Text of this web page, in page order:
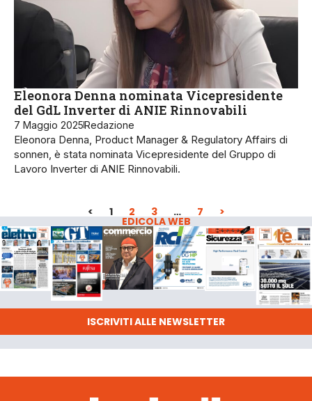
Eleonora Denna nominata Vicepresidente
del GdL Inverter di ANIE Rinnovabili
7 Maggio 2025Redazione
Eleonora Denna, Product Manager & Regulatory Affairs di
sonnen, è stata nominata Vicepresidente del Gruppo di
Lavoro Inverter di ANIE Rinnovabili.
< 1 2 3 … 7 >
EDICOLA WEB
ISCRIVITI ALLE NEWSLETTER